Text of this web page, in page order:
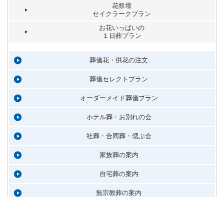
花祭壇
セイクラークプラン
お花いっぱいの
１日葬プラン
葬儀花・供花の注文
葬儀セレクトプラン
オーダーメイド葬儀プラン
ホテル葬・お別れの会
社葬・合同葬・偲ぶ会
家族葬の案内
自宅葬の案内
無宗教葬の案内